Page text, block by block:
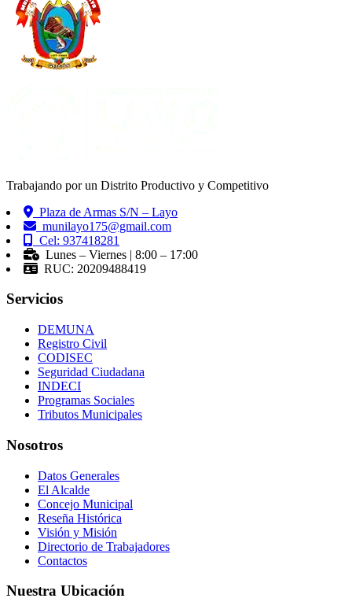
Trabajando por un Distrito Productivo y Competitivo
Plaza de Armas S/N – Layo
munilayo175@gmail.com
Cel: 937418281
Lunes – Viernes | 8:00 – 17:00
RUC: 20209488419
Servicios
DEMUNA
Registro Civil
CODISEC
Seguridad Ciudadana
INDECI
Programas Sociales
Tributos Municipales
Nosotros
Datos Generales
El Alcalde
Concejo Municipal
Reseña Histórica
Visión y Misión
Directorio de Trabajadores
Contactos
Nuestra Ubicación